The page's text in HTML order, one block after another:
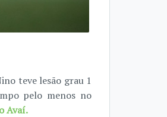
teve lesão grau 1
pelo menos no
Avaí.